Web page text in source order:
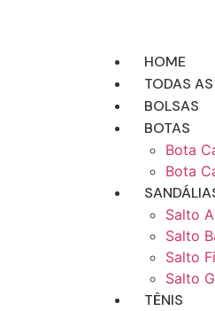
HOME
TODAS
BOLSAS
BOTAS
Bota
Bota
Salto
Salto
Salto
Salto
TÊNIS